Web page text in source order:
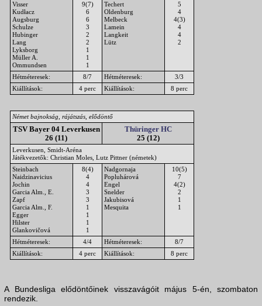
Visser
Kudłacz
Augsburg
Schulze
Hubinger
Lang
Lyksborg
Müller A.
Ommundsen
9(7)
6
6
3
2
2
1
1
1
Techert
Oldenburg
Melbeck
Lamein
Langkeit
Lütz
5
4
4(3)
4
4
2
Hétméteresek: 8/7 Hétméteresek:
3/3
Kiállítások:
4 perc Kiállítások: 8 perc
Német bajnokság, rájátszás, elődöntő
TSV Bayer 04 Leverkusen
26 (11)
Thüringer HC
25 (12)
Leverkusen, Smidt-Aréna
Játékvezetők: Christian Moles, Lutz Pittner (németek)
Steinbach
Naidzinavicius
Jochin
Garcia Alm., E.
Zapf
Garcia Alm., F.
Egger
Hilster
Glankovičová
8(4)
4
4
3
3
1
1
1
1
Nadgornaja
Popluhárová
Engel
Snelder
Jakubisová
Mesquita
10(5)
7
4(2)
2
1
1
Hétméteresek: 4/4 Hétméteresek:
8/7
Kiállítások:
4 perc Kiállítások: 8 perc
A Bundesliga elődöntőinek visszavágóit május 5-én, szombaton
rendezik.